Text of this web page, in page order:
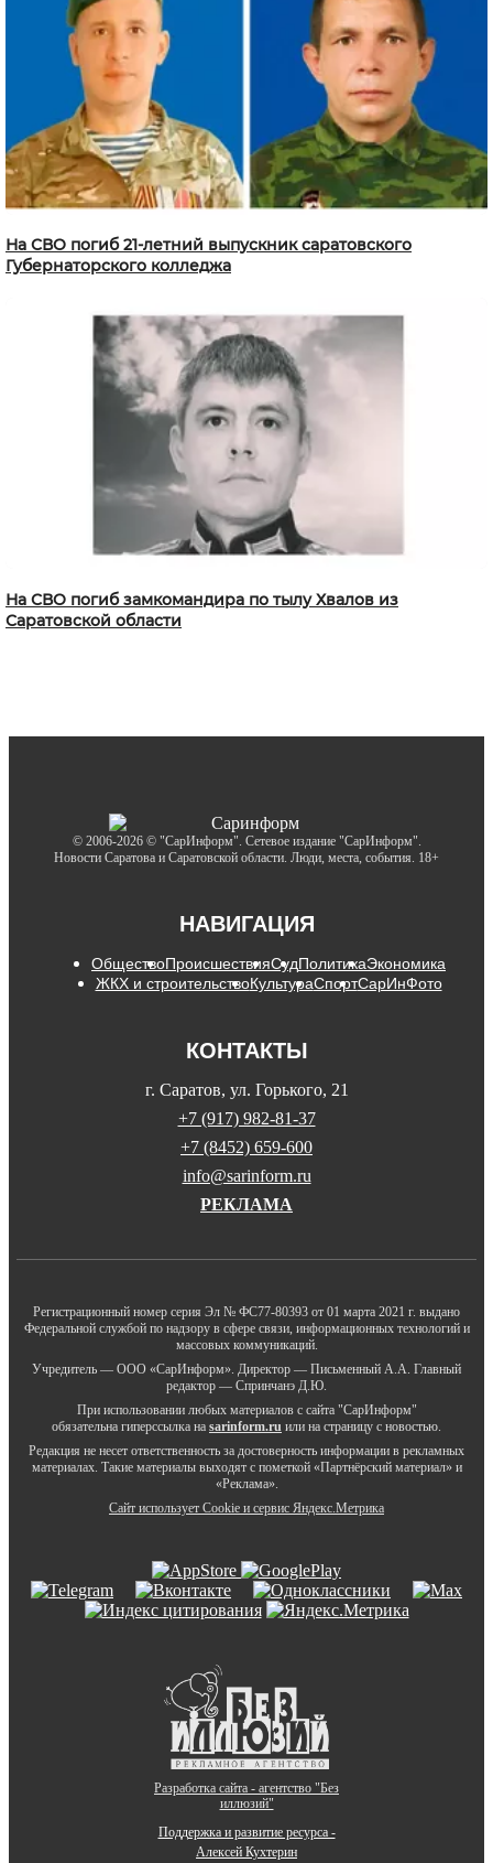
На СВО погиб 21-летний выпускник саратовского
Губернаторского колледжа
На СВО погиб замкомандира по тылу Хвалов из
Саратовской области
© 2006-2026 © "СарИнформ". Сетевое издание "СарИнформ".
Новости Саратова и Саратовской области. Люди, места, события. 18+
НАВИГАЦИЯ
ОбществоПроисшествияСудПолитикаЭкономика
ЖКХ и строительствоКультураСпортСарИнФото
КОНТАКТЫ
г. Саратов, ул. Горького, 21
+7 (917) 982-81-37
+7 (8452) 659-600
info@sarinform.ru
РЕКЛАМА
Регистрационный номер серия Эл № ФС77-80393 от 01 марта 2021 г. выдано
Федеральной службой по надзору в сфере связи, информационных технологий и
массовых коммуникаций.
Учредитель — ООО «СарИнформ». Директор — Письменный А.А. Главный
редактор — Спринчанэ Д.Ю.
При использовании любых материалов с сайта "СарИнформ"
обязательна гиперссылка на sarinform.ru или на страницу с новостью.
Редакция не несет ответственность за достоверность информации в рекламных
материалах. Такие материалы выходят с пометкой «Партнёрский материал» и
«Реклама».
Сайт использует Cookie и сервиc Яндекс.Метрика
Разработка сайта - агентство "Без
иллюзий"
Поддержка и развитие ресурса -
Алексей Кухтерин